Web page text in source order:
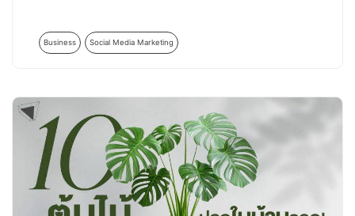
Business Social Media Marketing